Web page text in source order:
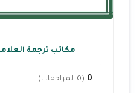
مكاتب ترجمة
0 (0 المراجعات)